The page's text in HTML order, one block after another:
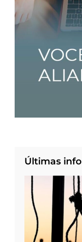
Últimas